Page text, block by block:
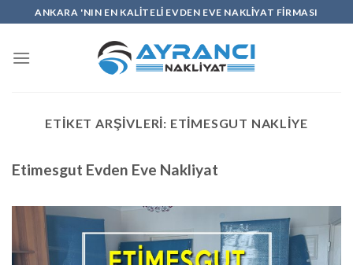
atla
ANKARA 'NIN EN KALİTELİ EVDEN EVE NAKLİYAT FİRMASI
ETIKET ARŞIVLERI: ETIMESGUT NAKLIYE
Etimesgut Evden Eve Nakliyat